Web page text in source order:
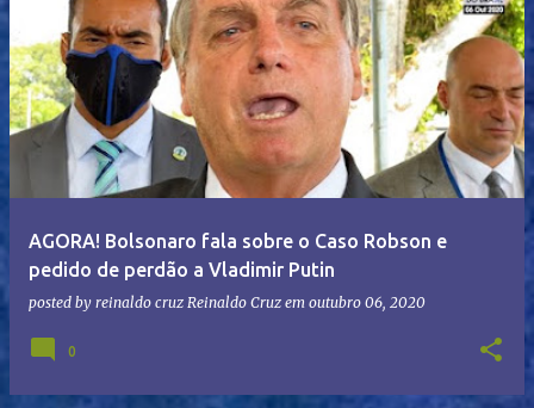
AGORA! Bolsonaro fala sobre o Caso Robson e
pedido de perdão a Vladimir Putin
posted by reinaldo cruz Reinaldo Cruz em outubro 06, 2020
0